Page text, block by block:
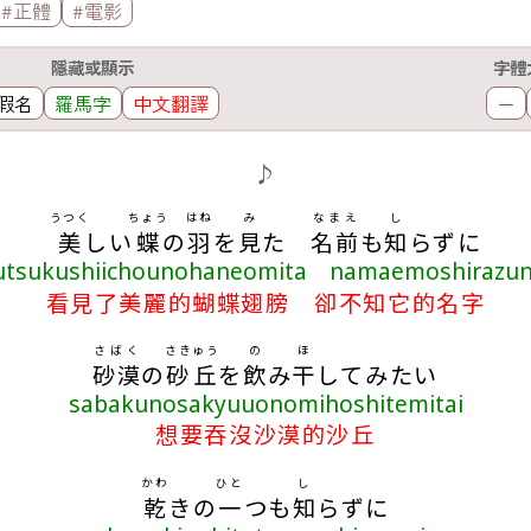
#正體 #電影
隱藏或顯示
名 羅馬字 中文翻譯
字
－
♪
美
うつく
しい 蝶
ちょう
の羽
はね
を見
み
た名前
なまえ
も知
し
らずに
看見了美麗的蝴蝶翅膀 卻不知它的名字
砂漠
さばく
の砂丘
さきゅう
を飲
の
み干
ほ
してみたい
sabakunosakyuuonomihoshitemitai
想要吞沒沙漠的沙丘
乾
かわ
きの一
ひと
つも知
し
らずに